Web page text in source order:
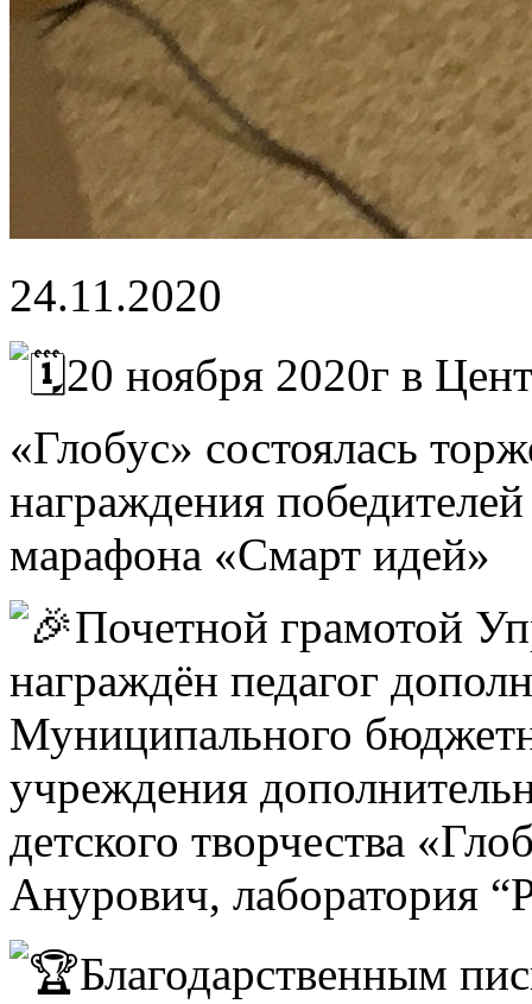
24.11.2020
20 ноября 2020г в
«Глобус» состоялась
награждения
марафона «Смарт идей»
Почетной грамотой
награждён педагог
Муниципального
учреждения
детского творчества
Анурович, лаборатория
Благодарственным